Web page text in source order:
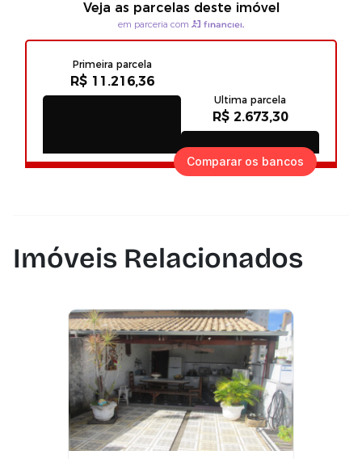
Comparar os bancos
Imóveis Relacionados